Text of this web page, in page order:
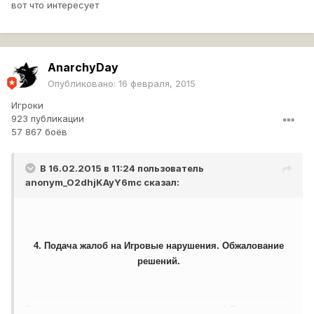
вот что интересует
AnarchyDay
Опубликовано: 16 февраля, 2015
Игроки
923 публикации
57 867 боёв
В 16.02.2015 в 11:24 пользователь
anonym_O2dhjKAyY6mc сказал:
4. Подача жалоб на Игровые нарушения. Обжалование
решений.